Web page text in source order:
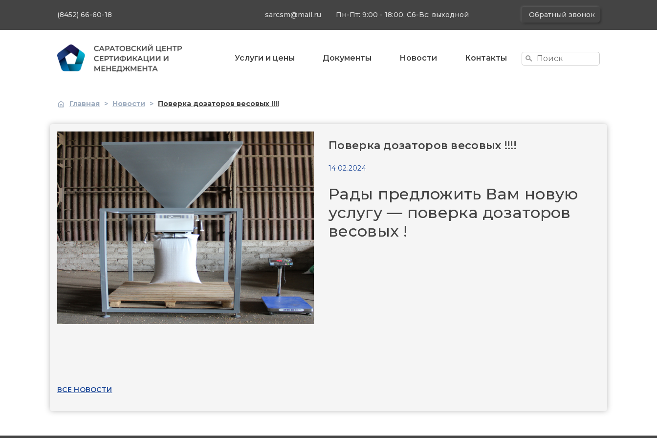
(8452) 66-60-18 sarcsm@mail.ru Пн-Пт: 9:00 - 18:00, Сб-Вс: выходной Обратный звонок
Услуги и цены Документы Новости Контакты
Главная > Новости > Поверка дозаторов весовых !!!!
Поверка дозаторов весовых !!!!
14.02.2024
Рады предложить Вам новую
услугу — поверка дозаторов
весовых !
ВСЕ НОВОСТИ